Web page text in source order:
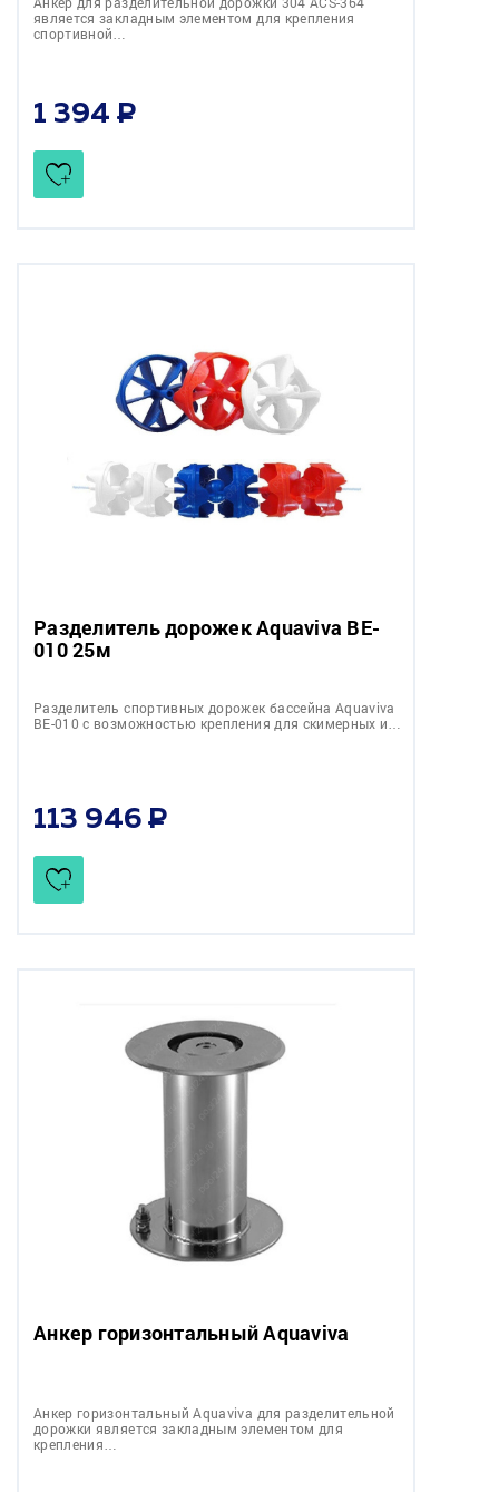
является закладным элементом для крепления
спортивной…
1 394
Разделитель дорожек Aquaviva BE-
010 25м
Разделитель спортивных дорожек бассейна Aquaviva
BE-010 с возможностью крепления для скимерных и…
113 946
Анкер горизонтальный Aquaviva
Анкер горизонтальный Aquaviva для разделительной
дорожки является закладным элементом для
крепления…